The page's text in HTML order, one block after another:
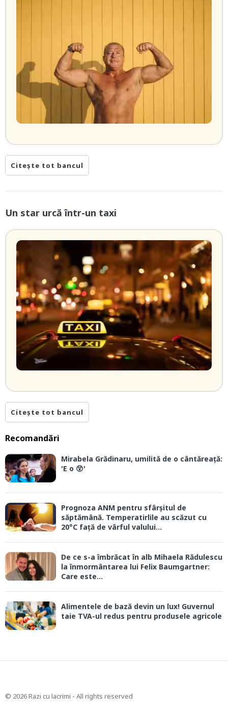
Citește tot bancul
Un star urcă într-un taxi
Citește tot bancul
Recomandări
Mirabela Grădinaru, umilită de o cântăreață:
'E o 😲'
Prognoza ANM pentru sfârșitul de
săptămână. Temperatirlile au scăzut cu
20°C față de vârful valului...
De ce s-a îmbrăcat în alb Mihaela Rădulescu
la înmormântarea lui Felix Baumgartner:
Care este...
Alimentele de bază devin un lux! Guvernul
taie TVA-ul redus pentru produsele agricole
© 2026 Razi cu lacrimi - All rights reserved